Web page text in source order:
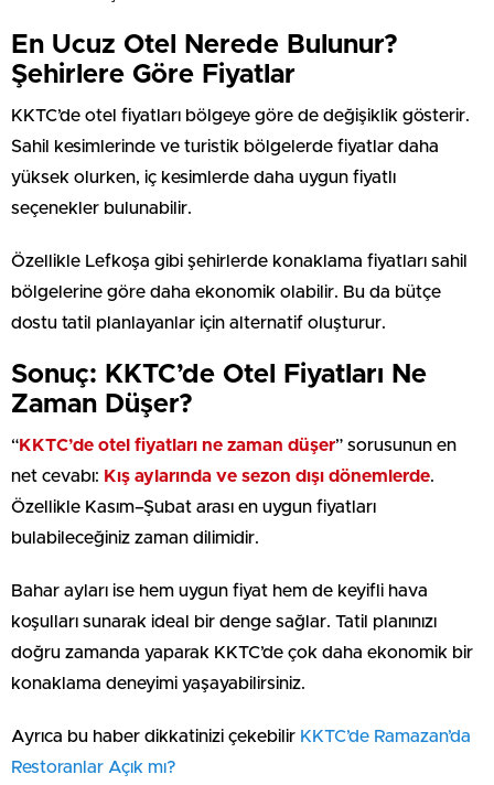
En Ucuz Otel Nerede Bulunur?
Şehirlere Göre Fiyatlar
KKTC’de otel fiyatları bölgeye göre de değişiklik gösterir.
Sahil kesimlerinde ve turistik bölgelerde fiyatlar daha
yüksek olurken, iç kesimlerde daha uygun fiyatlı
seçenekler bulunabilir.
Özellikle Lefkoşa gibi şehirlerde konaklama fiyatları sahil
bölgelerine göre daha ekonomik olabilir. Bu da bütçe
dostu tatil planlayanlar için alternatif oluşturur.
Sonuç: KKTC’de Otel Fiyatları Ne
Zaman Düşer?
“KKTC’de otel fiyatları ne zaman düşer” sorusunun en
net cevabı: Kış aylarında ve sezon dışı dönemlerde.
Özellikle Kasım–Şubat arası en uygun fiyatları
bulabileceğiniz zaman dilimidir.
Bahar ayları ise hem uygun fiyat hem de keyifli hava
koşulları sunarak ideal bir denge sağlar. Tatil planınızı
doğru zamanda yaparak KKTC’de çok daha ekonomik bir
konaklama deneyimi yaşayabilirsiniz.
Ayrıca bu haber dikkatinizi çekebilir KKTC’de Ramazan’da
Restoranlar Açık mı?